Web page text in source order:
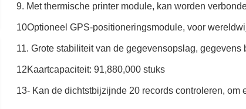
9. Met thermische printer module, kan worden
10Optioneel GPS-positioneringsmodule, voor
11. Grote stabiliteit van de gegevensopslag,
12Kaartcapaciteit: 91,880,000 stuks
13- Kan de dichtstbijzijnde 20 records controleren, om